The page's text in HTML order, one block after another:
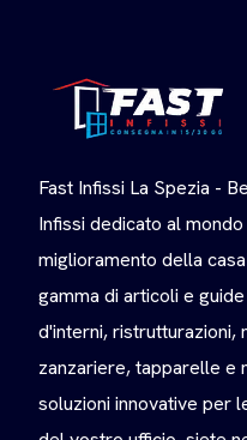
Fast Infissi La Spezia -
Infissi dedicato al
miglioramento della
gamma di articoli e
d'interni, ristrutturazioni,
zanzariere, tapparelle e
soluzioni innovative per